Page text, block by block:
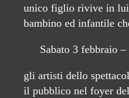
unico figlio rivive in
bambino ed infantile
Sabato 3 febbraio
gli artisti dello
il pubblico nel foyer